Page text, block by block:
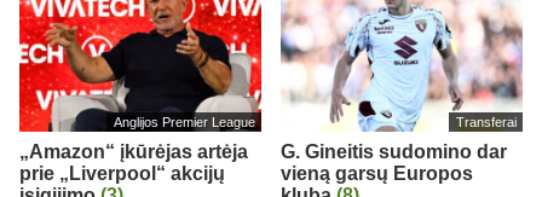
Anglijos Premier League
„Amazon“ įkūrėjas artėja
prie „Liverpool“ akcijų
Transferai
G. Gineitis sudomino dar
vieną garsų Europos